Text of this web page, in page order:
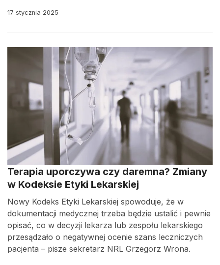
17 stycznia 2025
Terapia uporczywa czy daremna? Zmiany
w Kodeksie Etyki Lekarskiej
Nowy Kodeks Etyki Lekarskiej spowoduje, że w
dokumentacji medycznej trzeba będzie ustalić i pewnie
opisać, co w decyzji lekarza lub zespołu lekarskiego
przesądzało o negatywnej ocenie szans leczniczych
pacjenta – pisze sekretarz NRL Grzegorz Wrona.